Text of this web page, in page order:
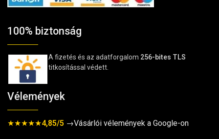
100% biztonság
A fizetés és az adatforgalom 256-bites TLS
titkosítással védett.
Vélemények
★★★★★4,85/5 →Vásárlói vélemények a Google-on